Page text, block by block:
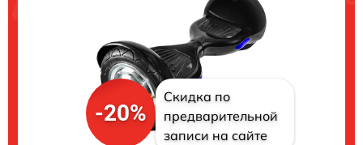
-20%
Скидка по
предварительной
записи на сайте